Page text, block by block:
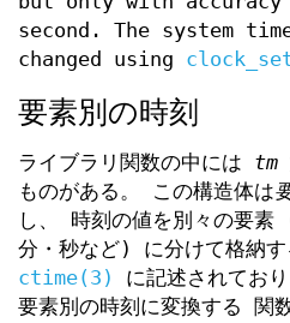
second. The system
changed using
要素別の時刻
ライブラリ関数の中には tm
ものがある。 この構造体は
し、 時刻の値を別々の要素
分・秒など) に分けて格納
ctime(3)
に記述されてお
要素別の時刻に変換する 関